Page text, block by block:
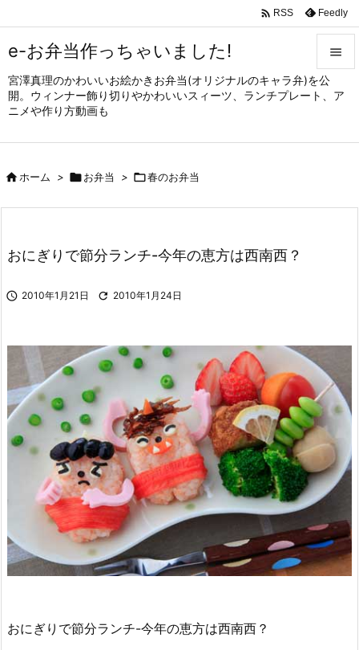
e-お弁当作っちゃいました!
宮澤真理のかわいいお絵かきお弁当(オリジナルのキャラ弁)を公
開。ウィンナー飾り切りやかわいいスィーツ、ランチプレート、ア
ニメや作り方動画も


メニュ
サイド

 RSS Feedly
ホーム > お弁当 > 春のお弁当
おにぎりで節分ランチ-今年の恵方は西南西？
 2010年1月21日  2010年1月24日
おにぎりで節分ランチ-今年の恵方は西南西？